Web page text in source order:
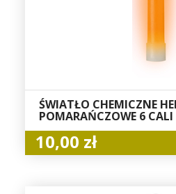
ŚWIATŁO CHEMICZNE
POMARAŃCZOWE 6 CALI
10,00 zł